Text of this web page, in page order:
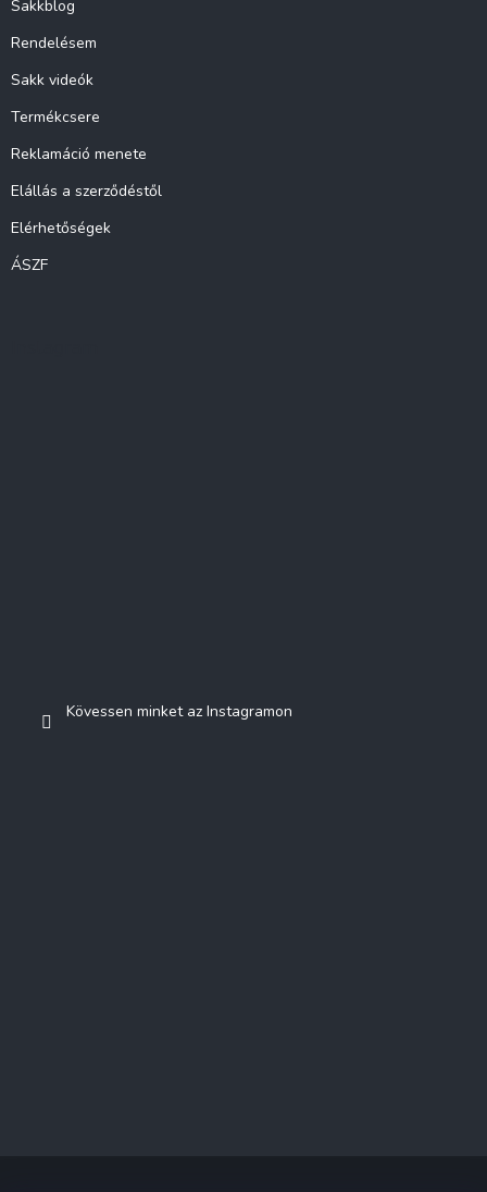
Sakkblog
Rendelésem
Sakk videók
Termékcsere
Reklamáció menete
Elállás a szerződéstől
Elérhetőségek
ÁSZF
Kövessen minket az Instagramon